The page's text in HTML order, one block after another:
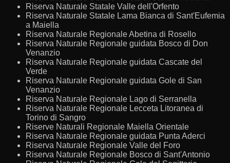
Riserva Naturale Statale Valle dell'Orfento
Riserva Naturale Statale Lama Bianca di Sant'Eufemia
a Maiella
Riserva Naturale Regionale Abetina di Rosello
Riserva Naturale Regionale guidata Bosco di Don
Venanzio
Riserva Naturale Regionale guidata Cascate del
Verde
Riserva Naturale Regionale guidata Gole di San
Venanzio
Riserva Naturale Regionale Lago di Serranella
Riserva Naturale Regionale Lecceta Litoranea di
Torino di Sangro
Riserve Naturali Regionale Maiella Orientale
Riserva Naturale Regionale guidata Punta Aderci
Riserva Naturale Regionale Valle del Foro
Riserva Naturale Regionale Bosco di Sant'Antonio